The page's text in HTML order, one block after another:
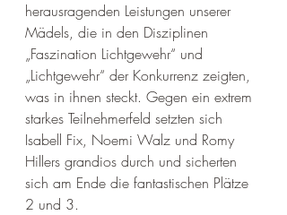
herausragenden Leistungen unserer
Mädels, die in den Disziplinen
„Faszination Lichtgewehr“ und
„Lichtgewehr“ der Konkurrenz zeigten,
was in ihnen steckt. Gegen ein extrem
starkes Teilnehmerfeld setzten sich
Isabell Fix, Noemi Walz und Romy
Hillers grandios durch und sicherten
sich am Ende die fantastischen Plätze
2 und 3.